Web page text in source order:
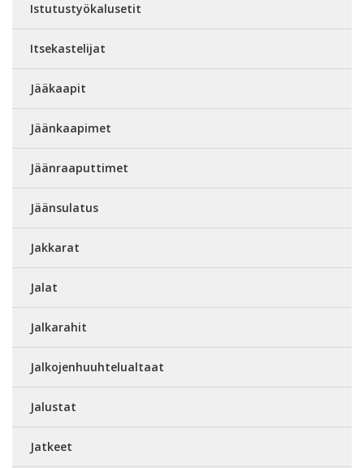
Istutustyökalusetit
Itsekastelijat
Jääkaapit
Jäänkaapimet
Jäänraaputtimet
Jäänsulatus
Jakkarat
Jalat
Jalkarahit
Jalkojenhuuhtelualtaat
Jalustat
Jatkeet